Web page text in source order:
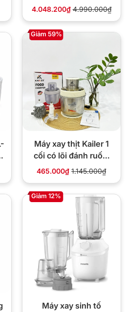
4.048.200₫ 4.990.000₫
Giảm 59%
Máy xay thịt Kailer 1
cối có lõi đánh ruốc,
bóc tỏi – KL228
465.000₫ 1.145.000₫
Giảm 12%
Máy xay sinh tố